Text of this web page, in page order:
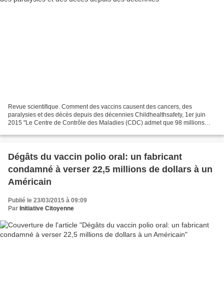
Revue scientifique. Comment des vaccins causent des cancers, des
paralysies et des décès depuis des décennies Childhealthsafety, 1er juin
2015 "Le Centre de Contrôle des Maladies (CDC) admet que 98 millions
Dégâts du vaccin polio oral: un fabricant
condamné à verser 22,5 millions de dollars à un
Américain
Publié le 23/03/2015 à 09:09
Par Initiative Citoyenne